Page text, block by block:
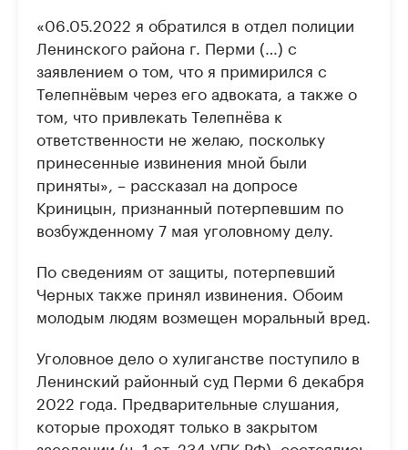
«06.05.2022 я обратился в отдел полиции
Ленинского района г. Перми (…) с
заявлением о том, что я примирился с
Телепнёвым через его адвоката, а также о
том, что привлекать Телепнёва к
ответственности не желаю, поскольку
принесенные извинения мной были
приняты», – рассказал на допросе
Криницын, признанный потерпевшим по
возбужденному 7 мая уголовному делу.
По сведениям от защиты, потерпевший
Черных также принял извинения. Обоим
молодым людям возмещен моральный вред.
Уголовное дело о хулиганстве поступило в
Ленинский районный суд Перми 6 декабря
2022 года. Предварительные слушания,
которые проходят только в закрытом